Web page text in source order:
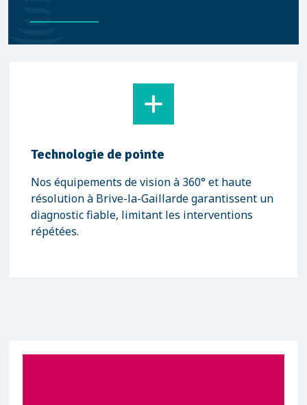
Technologie de pointe
Nos équipements de vision à 360° et haute
résolution à Brive-la-Gaillarde garantissent un
diagnostic fiable, limitant les interventions
répétées.